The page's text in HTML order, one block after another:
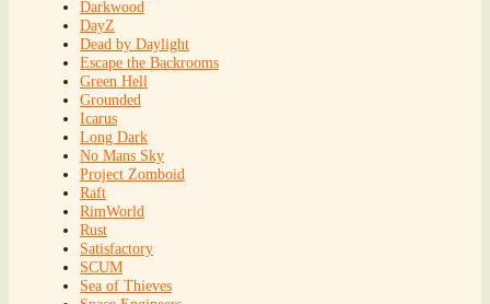
Darkwood
DayZ
Dead by Daylight
Escape the Backrooms
Green Hell
Grounded
Icarus
Long Dark
No Mans Sky
Project Zomboid
Raft
RimWorld
Rust
Satisfactory
SCUM
Sea of Thieves